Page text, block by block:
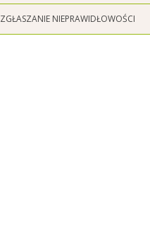
ZGŁASZANIE NIEPRAWIDŁOWOŚCI